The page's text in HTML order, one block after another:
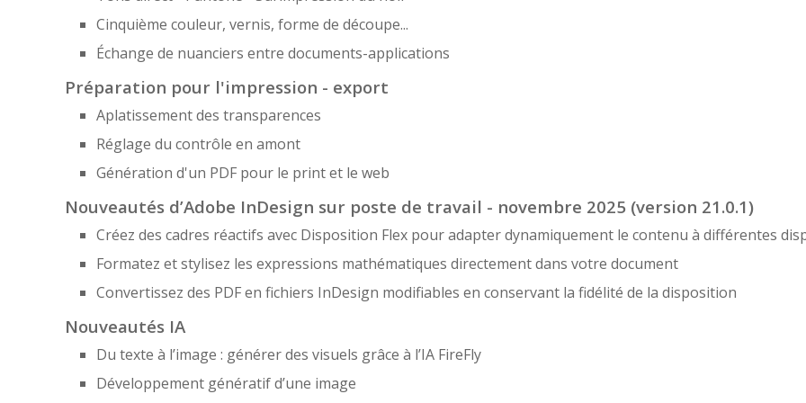
Cinquième couleur, vernis, forme de découpe...
Échange de nuanciers entre documents-applications
Préparation pour l'impression - export
Aplatissement des transparences
Réglage du contrôle en amont
Génération d'un PDF pour le print et le web
Nouveautés d’Adobe InDesign sur poste de travail - novembre 2025 (version 21.0.1)
Créez des cadres réactifs avec Disposition Flex pour adapter dynamiquement le contenu à différentes
Formatez et stylisez les expressions mathématiques directement dans votre document
Convertissez des PDF en fichiers InDesign modifiables en conservant la fidélité de la disposition
Nouveautés IA
Du texte à l’image : générer des visuels grâce à l’IA FireFly
Développement génératif d’une image